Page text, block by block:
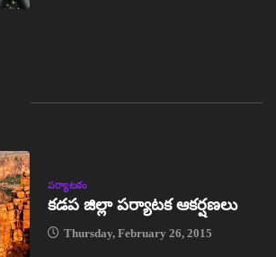
పర్యాటకం
కడప జిల్లా పర్యాటక ఆకర్షణలు
Thursday, February 26, 2015